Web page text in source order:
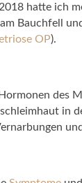
hatte ich
Bauchfell
OP).
des
in